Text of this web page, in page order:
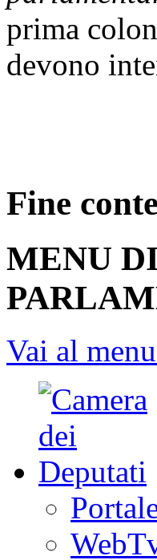
Nel
Fine
Vai al